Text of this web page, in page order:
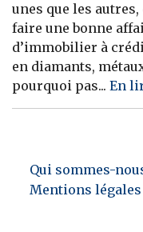
unes que les
faire une bonne
d’immobilier à
en diamants,
pourquoi pas... En
Qui sommes-
Mentions légales